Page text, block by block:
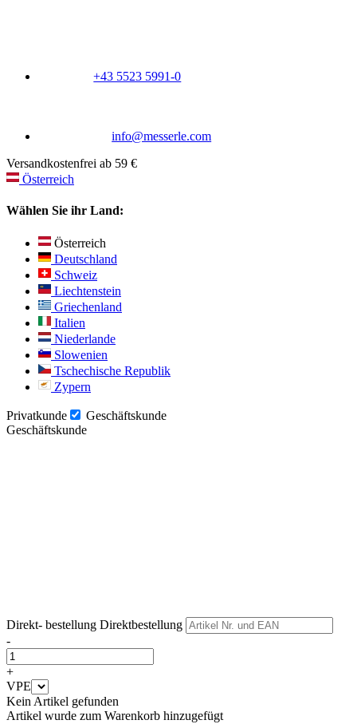
+43 5523 5991-0
info@messerle.com
Versandkostenfrei ab 59 €
Österreich
Wählen Sie ihr Land:
Österreich
Deutschland
Schweiz
Liechtenstein
Griechenland
Italien
Niederlande
Slowenien
Tschechische Republik
Zypern
Privatkunde
Geschäftskunde
Geschäftskunde
Direkt- bestellung Direktbestellung
-
+
VPE
Kein Artikel gefunden
Artikel wurde zum Warenkorb hinzugefügt